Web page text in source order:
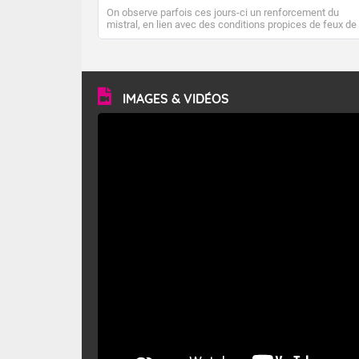
On observe parfois ces jours-ci un renforcement du
mistral, en lien avec des conditions propices de feux de
forêt. Mais qu'est-ce que le mistral ? Quelles sont ses
vitesse moyenne de 50 km/h et atteindre 80 à 100 km/h
en rafales, parfois davantage. Il parcourt la basse vallée
du Rhône et la Provence et envahit le littoral
méditerranéen à partir de la Camargue.
IMAGES & VIDÉOS